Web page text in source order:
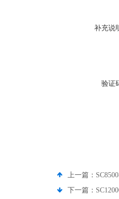
补充说
验证
上一篇：
下一篇：